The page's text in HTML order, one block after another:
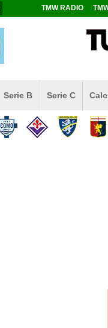
TMW RADIO
Serie B Serie C